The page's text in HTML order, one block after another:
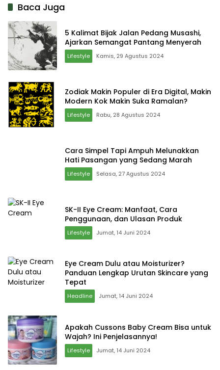
Baca Juga
5 Kalimat Bijak Jalan Pedang Musashi,
Ajarkan Semangat Pantang Menyerah
Lifestyle Kamis, 29 Agustus 2024
Zodiak Makin Populer di Era Digital, Makin
Modern Kok Makin Suka Ramalan?
Lifestyle Rabu, 28 Agustus 2024
Cara Simpel Tapi Ampuh Melunakkan
Hati Pasangan yang Sedang Marah
Lifestyle Selasa, 27 Agustus 2024
SK-II Eye Cream: Manfaat, Cara
Penggunaan, dan Ulasan Produk
Lifestyle Jumat, 14 Juni 2024
Eye Cream Dulu atau Moisturizer?
Panduan Lengkap Urutan Skincare yang
Tepat
Headline Jumat, 14 Juni 2024
Apakah Cussons Baby Cream Bisa untuk
Wajah? Ini Penjelasannya!
Lifestyle Jumat, 14 Juni 2024